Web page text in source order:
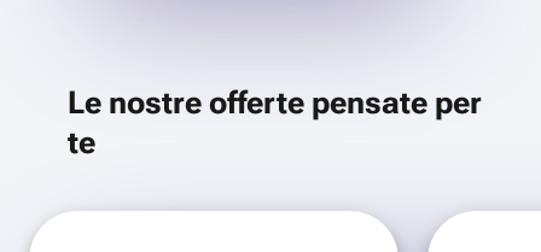
Le nostre offerte pensate per
te